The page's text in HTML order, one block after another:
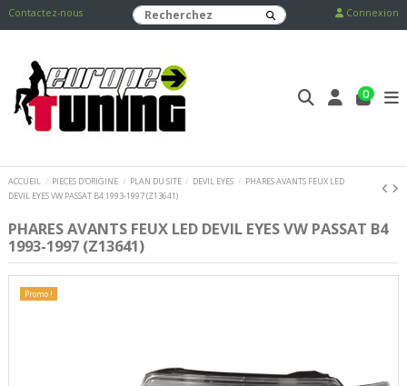
Contactez-nous Connexion
0
ACCUEIL PIECES D'ORIGINE PLAN DU SITE DEVIL EYES
PHARES AVANTS FEUX LED
DEVIL EYES VW PASSAT B4 1993-1997 (Z13641)
PHARES AVANTS FEUX LED DEVIL EYES VW PASSAT B4
1993-1997 (Z13641)
Promo !